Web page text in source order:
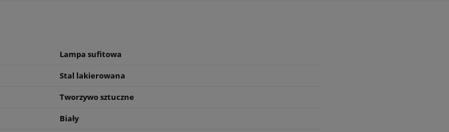
Lampa sufitowa
Stal lakierowana
Tworzywo sztuczne
Biały